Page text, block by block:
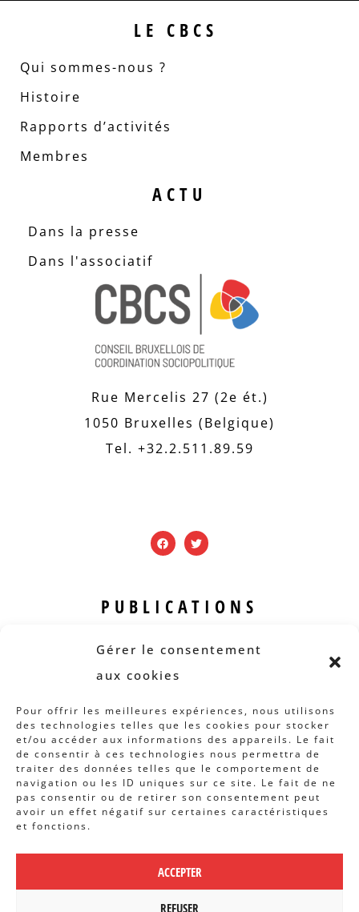
Gérer le consentement
aux cookies
Pour offrir les meilleures expériences, nous utilisons
des technologies telles que les cookies pour stocker
et/ou accéder aux informations des appareils. Le fait
de consentir à ces technologies nous permettra de
traiter des données telles que le comportement de
navigation ou les ID uniques sur ce site. Le fait de ne
pas consentir ou de retirer son consentement peut
avoir un effet négatif sur certaines caractéristiques
et fonctions.
ACCEPTER
REFUSER
LE CBCS
Qui sommes-nous ?
Histoire
Rapports d’activités
Membres
ACTU
Dans la presse
Dans l'associatif
Rue Mercelis 27 (2e ét.)
1050 Bruxelles (Belgique)
Tel. +32.2.511.89.59
PUBLICATIONS
Revue B.I.S.
Rapports et analyses
Articles
AUTRES INFOS
Actions
Concertation
Archives
POLITIQUE DE CONFIDENTIALITÉ|